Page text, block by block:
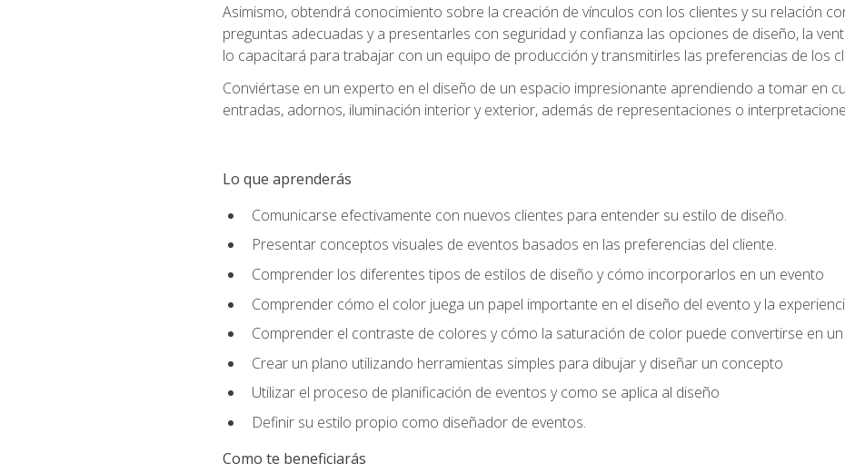
Asimismo, obtendrá conocimiento sobre la creación de vínculos con los clientes y su relación
preguntas adecuadas y a presentarles con seguridad y confianza las opciones de diseño, la
lo capacitará para trabajar con un equipo de producción y transmitirles las preferencias de los
Conviértase en un experto en el diseño de un espacio impresionante aprendiendo a tomar en
entradas, adornos, iluminación interior y exterior, además de representaciones o
Lo que aprenderás
Comunicarse efectivamente con nuevos clientes para entender su estilo de diseño.
Presentar conceptos visuales de eventos basados en las preferencias del cliente.
Comprender los diferentes tipos de estilos de diseño y cómo incorporarlos en un evento
Comprender cómo el color juega un papel importante en el diseño del evento y la
Comprender el contraste de colores y cómo la saturación de color puede convertirse en
Crear un plano utilizando herramientas simples para dibujar y diseñar un concepto
Utilizar el proceso de planificación de eventos y como se aplica al diseño
Definir su estilo propio como diseñador de eventos.
Como te beneficiarás